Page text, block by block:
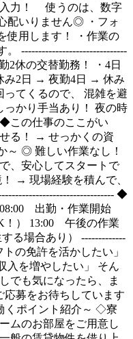
入力！ 使うのは、数字
配いりません◎ ・フォ
使用します！ ・作業の
-------------------------------
休の交替勤務！ ・4日
み2日 → 夜勤4日 → 休み
ってくるので、 混雑を避
かり手当あり！ 夜の時
この仕事のここがい
る！ → せっかくの資
～ ◎ 難しい作業なし！
、安心してスタートで
→ 現場経験を積んで、
◆
出勤・作業開始
！） 13:00 午後の作業
る場合あり） -------------
の免許を活かしたい」
入を増やしたい」 そん
でも気になったら、ま
募をお待ちしています
くポイント紹介～ ◇寮
ムのお部屋をご用意し